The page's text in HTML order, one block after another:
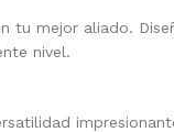
tu mejor aliado.
nivel.